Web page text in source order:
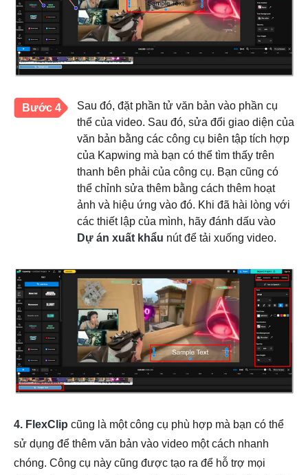
Bước 4
Sau đó, đặt phần tử văn bản vào phần cụ
thể của video. Sau đó, sửa đổi giao diện của
văn bản bằng các công cụ biên tập tích hợp
của Kapwing mà bạn có thể tìm thấy trên
thanh bên phải của công cụ. Bạn cũng có
thể chỉnh sửa thêm bằng cách thêm hoạt
ảnh và hiệu ứng vào đó. Khi đã hài lòng với
các thiết lập của mình, hãy đánh dấu vào
Dự án xuất khẩu nút để tải xuống video.
4. FlexClip cũng là một công cụ phù hợp mà bạn có thể
sử dụng để thêm văn bản vào video một cách nhanh
chóng. Công cụ này cũng được tạo ra để hỗ trợ mọi